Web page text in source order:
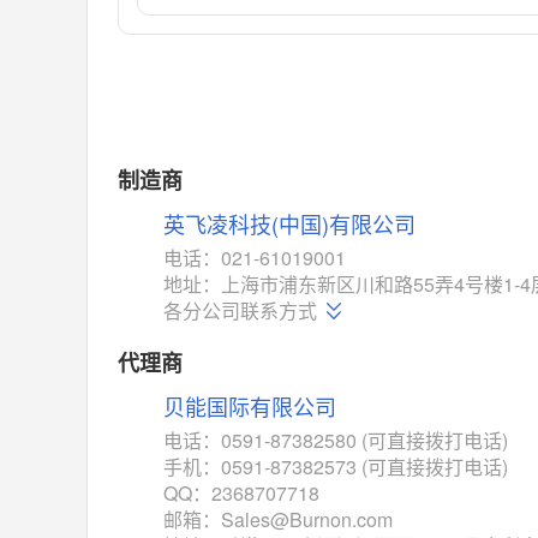
ADG1439 (亚德诺-ADI)
对比
MAX14760
M74HC4852 (意法-ST)
相同功能 相似度 52% 对比
相同功能
TC4052BFT (东芝-Toshiba)
相同功能 相似度 50% 对比
ISL54233 (瑞萨-Renesas)
相同功能 相似度 49%
制造商
英飞凌科技(中国)有限公司
电话：021-61019001
地址：上海市浦东新区川和路55弄4号楼1-4
各分公司联系方式
代理商
贝能国际有限公司
电话：0591-87382580 (可直接拨打电话)
手机：0591-87382573 (可直接拨打电话)
QQ：2368707718
邮箱：Sales@Burnon.com